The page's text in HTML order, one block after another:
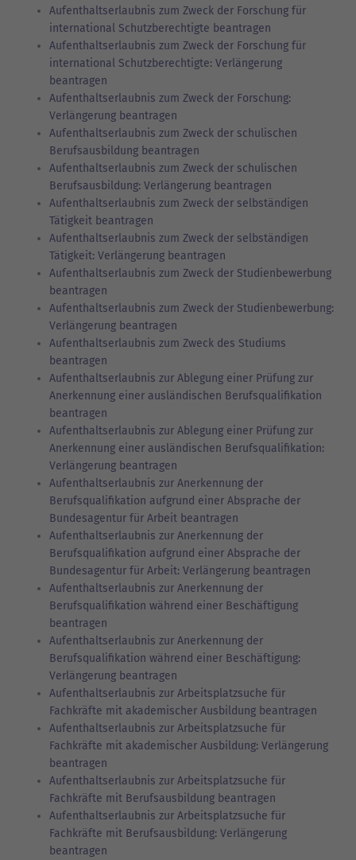
Aufenthaltserlaubnis zum Zweck der Forschung für
international Schutzberechtigte beantragen
Aufenthaltserlaubnis zum Zweck der Forschung für
international Schutzberechtigte: Verlängerung
beantragen
Aufenthaltserlaubnis zum Zweck der Forschung:
Verlängerung beantragen
Aufenthaltserlaubnis zum Zweck der schulischen
Berufsausbildung beantragen
Aufenthaltserlaubnis zum Zweck der schulischen
Berufsausbildung: Verlängerung beantragen
Aufenthaltserlaubnis zum Zweck der selbständigen
Tätigkeit beantragen
Aufenthaltserlaubnis zum Zweck der selbständigen
Tätigkeit: Verlängerung beantragen
Aufenthaltserlaubnis zum Zweck der Studienbewerbung
beantragen
Aufenthaltserlaubnis zum Zweck der Studienbewerbung:
Verlängerung beantragen
Aufenthaltserlaubnis zum Zweck des Studiums
beantragen
Aufenthaltserlaubnis zur Ablegung einer Prüfung zur
Anerkennung einer ausländischen Berufsqualifikation
beantragen
Aufenthaltserlaubnis zur Ablegung einer Prüfung zur
Anerkennung einer ausländischen Berufsqualifikation:
Verlängerung beantragen
Aufenthaltserlaubnis zur Anerkennung der
Berufsqualifikation aufgrund einer Absprache der
Bundesagentur für Arbeit beantragen
Aufenthaltserlaubnis zur Anerkennung der
Berufsqualifikation aufgrund einer Absprache der
Bundesagentur für Arbeit: Verlängerung beantragen
Aufenthaltserlaubnis zur Anerkennung der
Berufsqualifikation während einer Beschäftigung
beantragen
Aufenthaltserlaubnis zur Anerkennung der
Berufsqualifikation während einer Beschäftigung:
Verlängerung beantragen
Aufenthaltserlaubnis zur Arbeitsplatzsuche für
Fachkräfte mit akademischer Ausbildung beantragen
Aufenthaltserlaubnis zur Arbeitsplatzsuche für
Fachkräfte mit akademischer Ausbildung: Verlängerung
beantragen
Aufenthaltserlaubnis zur Arbeitsplatzsuche für
Fachkräfte mit Berufsausbildung beantragen
Aufenthaltserlaubnis zur Arbeitsplatzsuche für
Fachkräfte mit Berufsausbildung: Verlängerung
beantragen